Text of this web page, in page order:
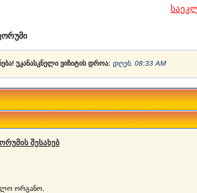
უკანასკნელი ვიზიტის დროა: დღეს, 08:33 AM
შესახებ
ორგანო.